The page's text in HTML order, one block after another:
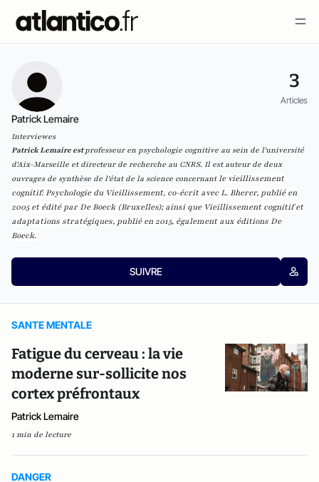
3
Articles
Patrick Lemaire
Interviewes
Patrick Lemaire estprofesseur en psychologie cognitive au sein de l'université
d'Aix-Marseille et directeur de recherche au CNRS. Il est auteur de deux
ouvrages de synthèse de l'état de la science concernant le vieillissement
cognitif: Psychologie du Vieillissement, co-écrit avec L. Bherer, publié en
2005 et édité par De Boeck (Bruxelles); ainsi que Vieillissement cognitif et
adaptations stratégiques, publié en 2015, également aux éditions De
Boeck.
SUIVRE
SANTE MENTALE
Fatigue du cerveau : la vie
moderne sur-sollicite nos
cortex préfrontaux
Patrick Lemaire
1 min de lecture
DANGER